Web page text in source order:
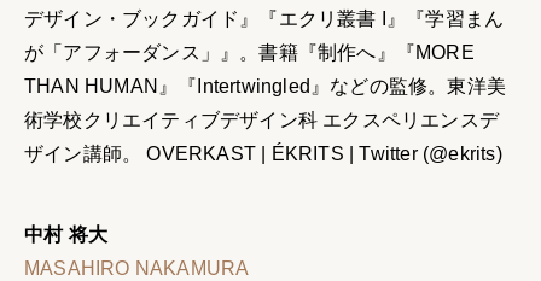
デザイン・ブックガイド』『エクリ叢書 I』『学習まん
が「アフォーダンス」』。書籍『制作へ』『MORE
THAN HUMAN』『Intertwingled』などの監修。東洋美
術学校クリエイティブデザイン科 エクスペリエンスデ
ザイン講師。OVERKAST ÉKRITS |Twitter (@ekrits)
中村 将大
MASAHIRO NAKAMURA